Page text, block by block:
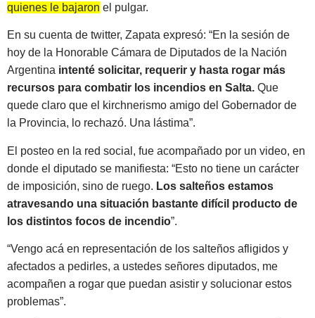
quienes le bajaron el pulgar.
En su cuenta de twitter, Zapata expresó: “En la sesión de
hoy de la Honorable Cámara de Diputados de la Nación
Argentina intenté solicitar, requerir y hasta rogar más
recursos para combatir los incendios en Salta. Que
quede claro que el kirchnerismo amigo del Gobernador de
la Provincia, lo rechazó. Una lástima”.
El posteo en la red social, fue acompañado por un video, en
donde el diputado se manifiesta: “Esto no tiene un carácter
de imposición, sino de ruego. Los salteños estamos
atravesando una situación bastante difícil producto de
los distintos focos de incendio”.
“Vengo acá en representación de los salteños afligidos y
afectados a pedirles, a ustedes señores diputados, me
acompañen a rogar que puedan asistir y solucionar estos
problemas”.